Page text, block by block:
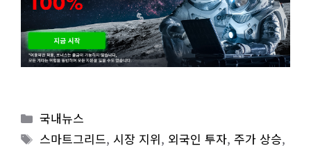
Categories
국내뉴스
Tags
스마트그리드, 시장 지위, 외국인 투자,주가 상승,